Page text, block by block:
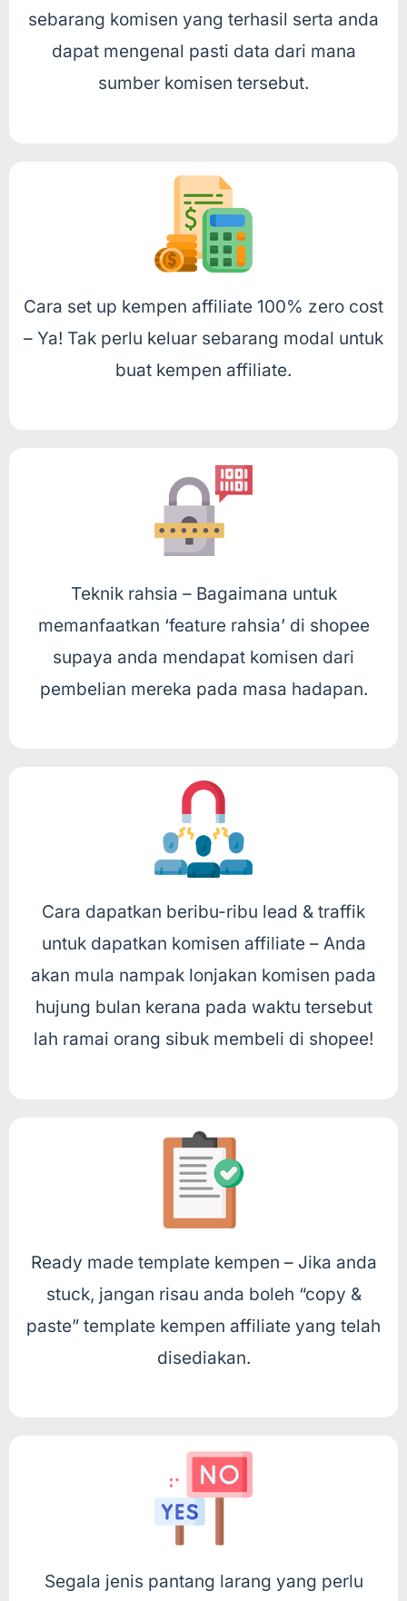
sebarang komisen yang terhasil serta anda
dapat mengenal pasti data dari mana
sumber komisen tersebut.
Cara set up kempen affiliate 100% zero cost
– Ya! Tak perlu keluar sebarang modal untuk
buat kempen affiliate.
Teknik rahsia – Bagaimana untuk
memanfaatkan ‘feature rahsia’ di shopee
supaya anda mendapat komisen dari
pembelian mereka pada masa hadapan.
Cara dapatkan beribu-ribu lead & traffik
untuk dapatkan komisen affiliate – Anda
akan mula nampak lonjakan komisen pada
hujung bulan kerana pada waktu tersebut
lah ramai orang sibuk membeli di shopee!
Ready made template kempen – Jika anda
stuck, jangan risau anda boleh “copy &
paste” template kempen affiliate yang telah
disediakan.
Segala jenis pantang larang yang perlu